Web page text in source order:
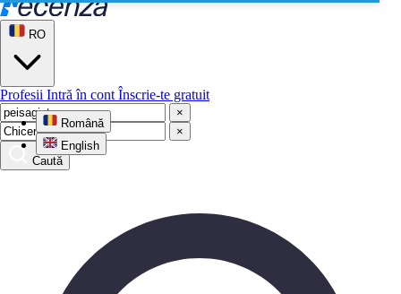
RO
Română
English
Profesii Intră în cont Înscrie-te gratuit
×
×
Caută